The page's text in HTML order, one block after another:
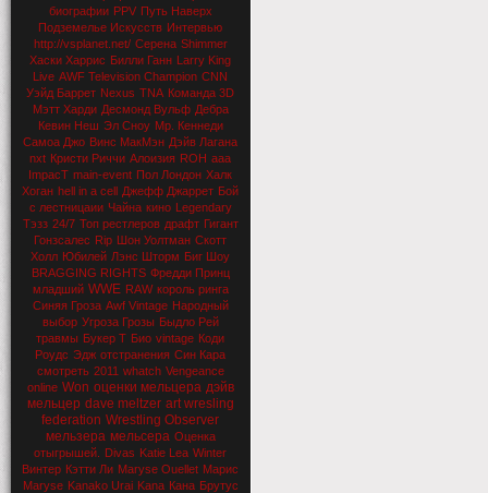
биографии PPV Путь Наверх
Подземелье Искусств Интервью
http://vsplanet.net/ Серена Shimmer
Хаски Харрис Билли Ганн Larry King
Live AWF Television Champion CNN
Уэйд Баррет Nexus TNA Команда 3D
Мэтт Харди Десмонд Вульф Дебра
Кевин Неш Эл Сноу Мр. Кеннеди
Самоа Джо Винс МакМэн Дэйв Лагана
nxt Кристи Риччи Алоизия ROH aaa
ImpacT main-event Пол Лондон Халк
Хоган hell in a cell Джефф Джаррет Бой
с лестницаии Чайна кино Legendary
Тэзз 24/7 Топ рестлеров драфт Гигант
Гонзсалес Rip Шон Уолтман Скотт
Холл Юбилей Лэнс Шторм Биг Шоу
BRAGGING RIGHTS Фредди Принц
младший WWE RAW король ринга
Синяя Гроза Awf Vintage Народный
выбор Угроза Грозы Быдло Рей
травмы Букер Т Био vintage Коди
Роудс Эдж отстранения Син Кара
смотреть 2011 whatch Vengeance
online Won оценки мельцера дэйв
мельцер dave meltzer art wresling
federation Wrestling Observer
мельзера мельсера Оценка
отыгрышей.
Divas Katie Lea Winter
Винтер Кэтти Ли Maryse Ouellet Марис
Maryse Kanako Urai Kana Кана Брутус